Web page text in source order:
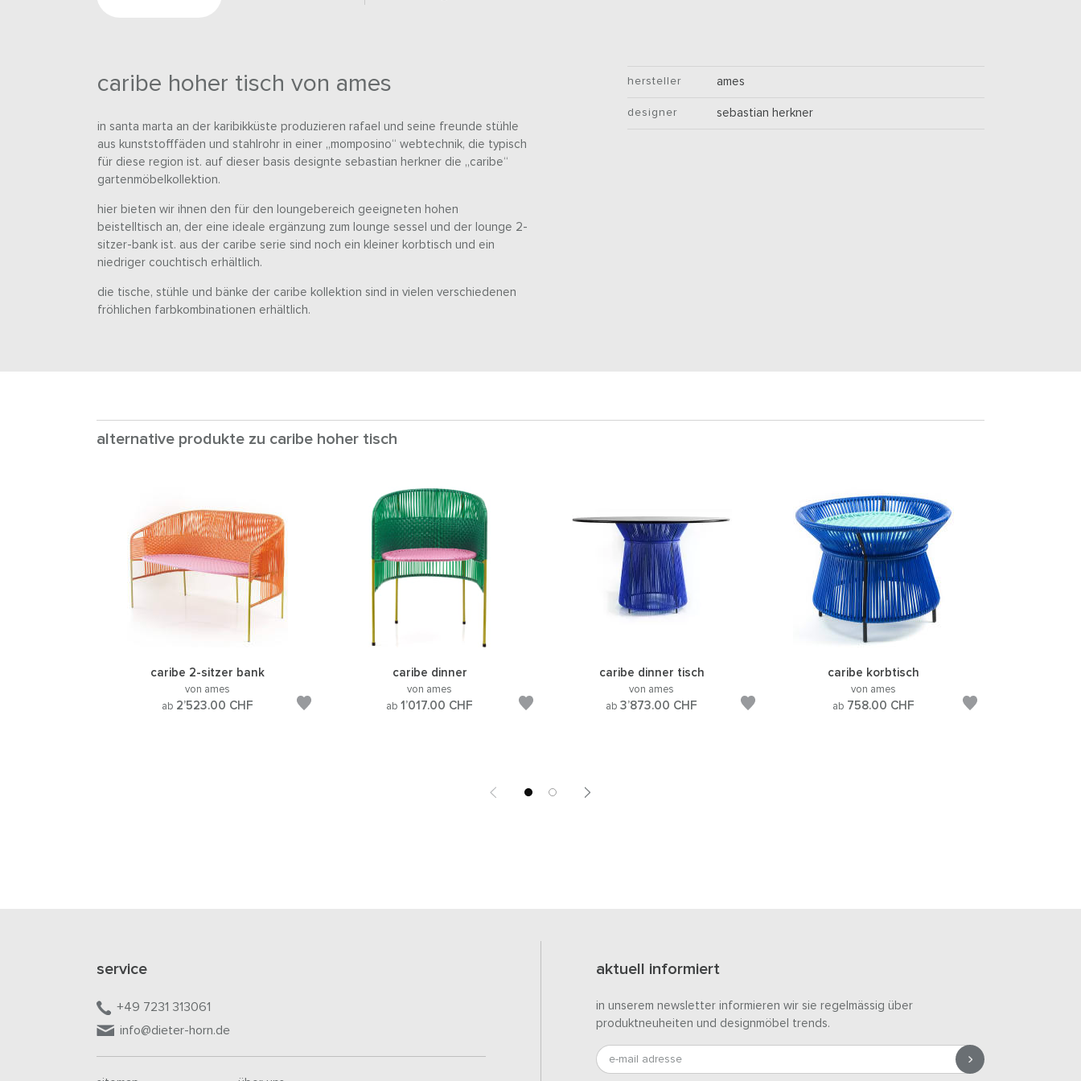
caribe hoher tisch von ames
in santa marta an der karibikküste produzieren rafael und seine freunde stühle
aus kunststofffäden und stahlrohr in einer „momposino“ webtechnik, die typisch
für diese region ist. auf dieser basis designte sebastian herkner die „caribe“
gartenmöbelkollektion.
hier bieten wir ihnen den für den loungebereich geeigneten hohen
beistelltisch an, der eine ideale ergänzung zum lounge sessel und der lounge 2-
sitzer-bank ist. aus der caribe serie sind noch ein kleiner korbtisch und ein
niedriger couchtisch erhältlich.
die tische, stühle und bänke der caribe kollektion sind in vielen verschiedenen
fröhlichen farbkombinationen erhältlich.
hersteller ames
designer sebastian herkner
alternative produkte zu caribe hoher tisch
caribe 2-sitzer bank
von ames
ab 2’523.00 CHF
caribe dinner
von ames
ab 1’017.00 CHF
caribe dinner tisch
von ames
ab 3’873.00 CHF
caribe korbtisch
von ames
ab 758.00 CHF
service
+49 7231 313061
info@dieter-horn.de
aktuell informiert
in unserem newsletter informieren wir sie regelmässig über
produktneuheiten und designmöbel trends.
e-mail adresse